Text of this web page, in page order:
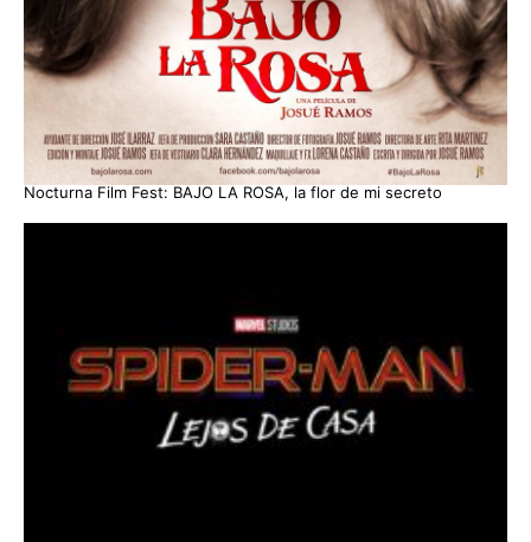
Nocturna Film Fest: BAJO LA ROSA, la flor de mi secreto